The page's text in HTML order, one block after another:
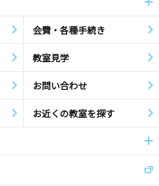
会費・各種手続き
教室見学
お問い合わせ
お近くの教室を探す